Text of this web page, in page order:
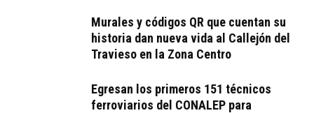
Murales y códigos QR que cuentan su
historia dan nueva vida al Callejón del
Travieso en la Zona Centro
Egresan los primeros 151 técnicos
ferroviarios del CONALEP para